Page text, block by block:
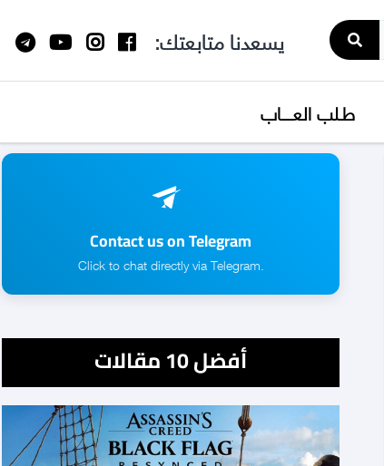
يسعدنا متابعتك:
طـلب العــــاب
Contact us on Telegram
.Click to chat directly via Telegram
أفضل 10 مقالات